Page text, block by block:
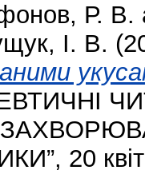
Р. В.
І. В.
20